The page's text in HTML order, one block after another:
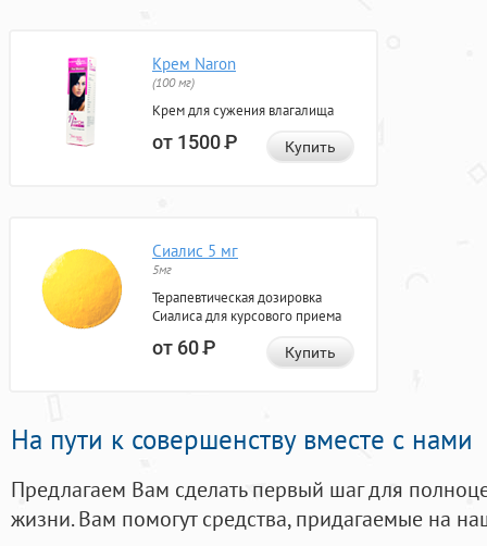
Крем Naron
(100 мг)
Крем для сужения влагалища
от 1500Р Купить
Сиалис 5 мг
5мг
Терапевтическая дозировка
Сиалиса для курсового приема
от 60Р Купить
На пути к совершенству вместе с нами
Предлагаем Вам сделать первый шаг для
жизни. Вам помогут средства, придагаемые на